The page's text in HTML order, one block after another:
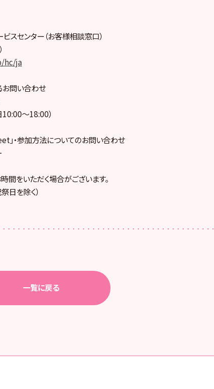
スセンター（お客様相談窓口）
hc/ja
問い合わせ
10:00～18:00）
・参加方法についてのお問い合わせ
をいただく場合がございます。
日を除く）
一覧に戻る